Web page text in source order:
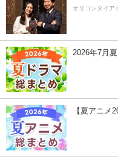
オリコンタイア
2026年7月
【夏アニメ